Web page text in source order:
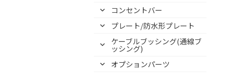
コンセントバー
プレート/防水形プレート
ケーブルブッシング(通線ブ
ッシング)
オプションパーツ